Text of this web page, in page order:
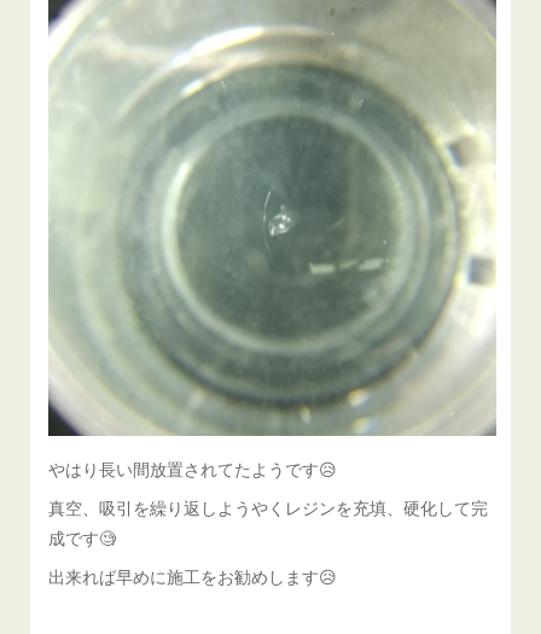
やはり長い間放置されてたようです😥
真空、吸引を繰り返しようやくレジンを充填、硬化して完
成です🧐
出来れば早めに施工をお勧めします😥